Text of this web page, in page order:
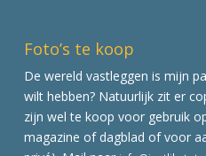
Foto’s te koop
De wereld vastleggen is mijn
wilt hebben? Natuurlijk zit er
zijn wel te koop voor gebruik
magazine of dagblad of voor